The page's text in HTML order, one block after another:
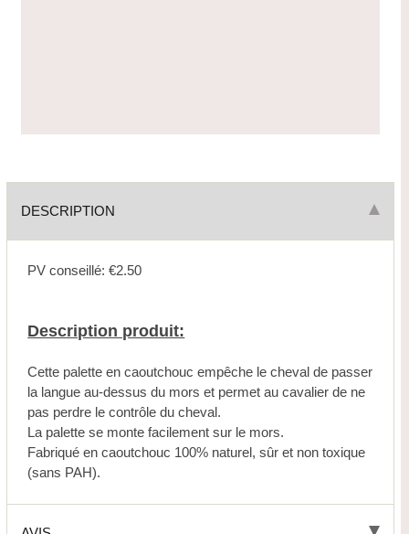
DESCRIPTION
PV conseillé: €2.50
Description produit:
Cette palette en caoutchouc empêche le cheval de passer
la langue au-dessus du mors et permet au cavalier de ne
pas perdre le contrôle du cheval.
La palette se monte facilement sur le mors.
Fabriqué en caoutchouc 100% naturel, sûr et non toxique
(sans PAH).